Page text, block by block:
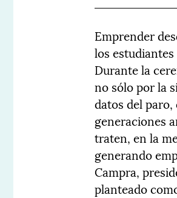
Emprender
los
Durante la
no sólo por la
datos del
generaciones
traten, en la
generando
Campra,
planteado